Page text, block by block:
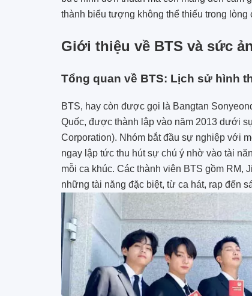
thành biểu tượng không thể thiếu trong lòng
Giới thiệu về BTS và sức
Tổng quan về BTS: Lịch sử hình
BTS, hay còn được gọi là Bangtan
Quốc, được thành lập vào năm 2013 dưới
Corporation). Nhóm bắt đầu sự nghiệp với
ngay lập tức thu hút sự chú ý nhờ vào tài
mỗi ca khúc. Các thành viên BTS gồm RM,
những tài năng đặc biệt, từ ca hát, rap đến